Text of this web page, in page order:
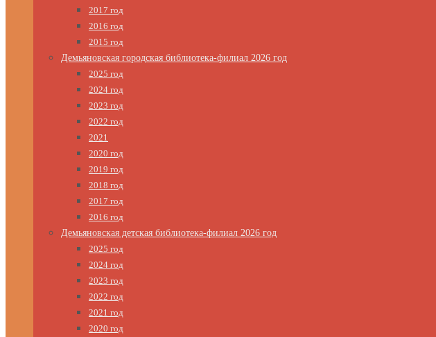
2017 год
2016 год
2015 год
Демьяновская городская библиотека-филиал 2026 год
2025 год
2024 год
2023 год
2022 год
2021
2020 год
2019 год
2018 год
2017 год
2016 год
Демьяновская детская библиотека-филиал 2026 год
2025 год
2024 год
2023 год
2022 год
2021 год
2020 год